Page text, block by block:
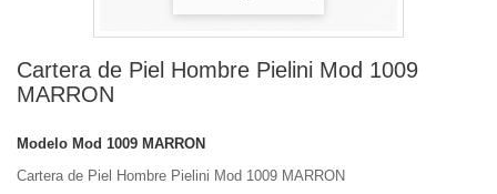
Cartera de Piel Hombre Pielini Mod 1009
MARRON
Modelo Mod 1009 MARRON
Cartera de Piel Hombre Pielini Mod 1009 MARRON